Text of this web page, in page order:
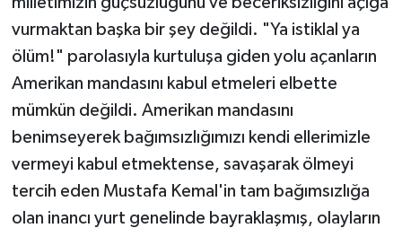
vurmaktan başka bir şey değildi. "Ya istiklal ya
ölüm!" parolasıyla kurtuluşa giden yolu açanların
Amerikan mandasını kabul etmeleri elbette
mümkün değildi. Amerikan mandasını
benimseyerek bağımsızlığımızı kendi ellerimizle
vermeyi kabul etmektense, savaşarak ölmeyi
tercih eden Mustafa Kemal'in tam bağımsızlığa
olan inancı yurt genelinde bayraklaşmış, olayların